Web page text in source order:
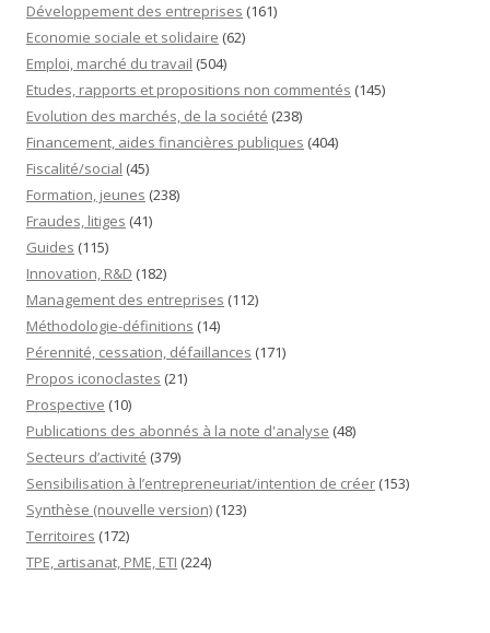
Développement des entreprises (161)
Economie sociale et solidaire (62)
Emploi, marché du travail (504)
Etudes, rapports et propositions non commentés (145)
Evolution des marchés, de la société (238)
Financement, aides financières publiques (404)
Fiscalité/social (45)
Formation, jeunes (238)
Fraudes, litiges (41)
Guides (115)
Innovation, R&D (182)
Management des entreprises (112)
Méthodologie-définitions (14)
Pérennité, cessation, défaillances (171)
Propos iconoclastes (21)
Prospective (10)
Publications des abonnés à la note d'analyse (48)
Secteurs d’activité (379)
Sensibilisation à l’entrepreneuriat/intention de créer (153)
Synthèse (nouvelle version) (123)
Territoires (172)
TPE, artisanat, PME, ETI (224)